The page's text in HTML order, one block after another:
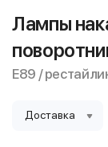
Лампы
E89 /
Доставка